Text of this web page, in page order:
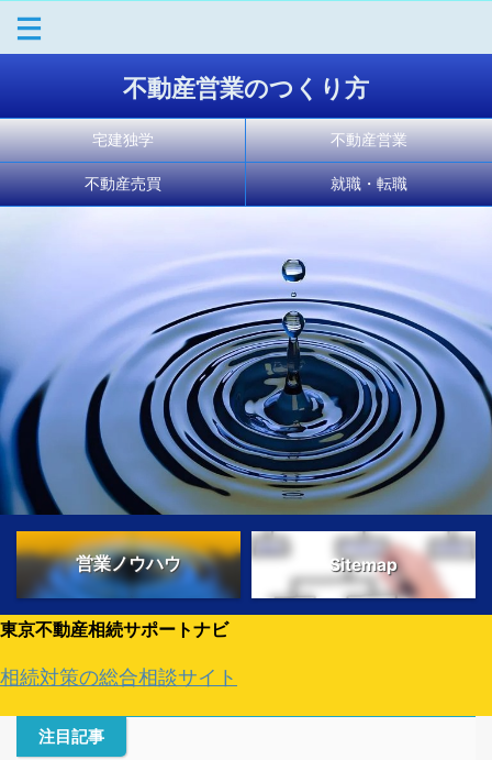
不動産営業のつくり方
宅建独学 不動産営業
不動産売買 就職・転職
営業ノウハウ Sitemap
東京不動産相続サポートナビ
相続対策の総合相談サイト
注目記事